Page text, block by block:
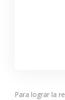
Para lograr la